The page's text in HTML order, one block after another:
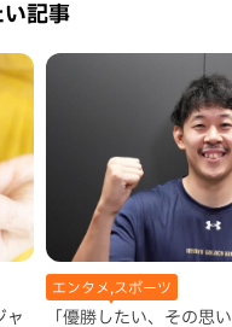
い記事
ャ
エンタメ,スポーツ
「優勝したい、その思